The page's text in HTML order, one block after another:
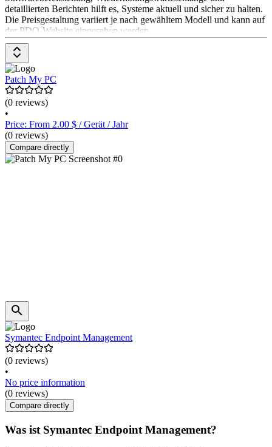
detaillierten Berichten hilft es, Systeme aktuell und sicher zu halten.
Die Preisgestaltung variiert je nach gewähltem Modell und kann auf
der PDQ-Website eingesehen werden.
Patch My PC
(0 reviews)
•
Price: From 2.00 $ / Gerät / Jahr
(0 reviews)
Compare directly
Symantec Endpoint Management
(0 reviews)
•
No price information
(0 reviews)
Compare directly
Was ist Symantec Endpoint Management?